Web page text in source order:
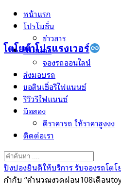
Skip
โตโยต้าโปรแรงเวอร์
หน้าแรก
โปรโมชั่น
ข่าวสาร
ป้ายแดง
จองรถออนไลน์
ส่งมอบรถ
ขอสินเชื่อรีไฟแนนซ์
รีวิวรีไฟแนนซ์
มือสอง
ตีราคารถ ให้ราคาสูงงง
ติดต่อเรา
Search
for:
ปิงปองยินดีให้บริการ รับจองรถโต
กำกับ “คำนวณงวดผ่อน108เดือน